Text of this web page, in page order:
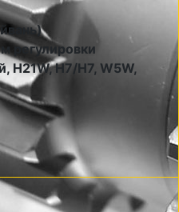
регулировки
H21W, Н7/Н7, W5W,